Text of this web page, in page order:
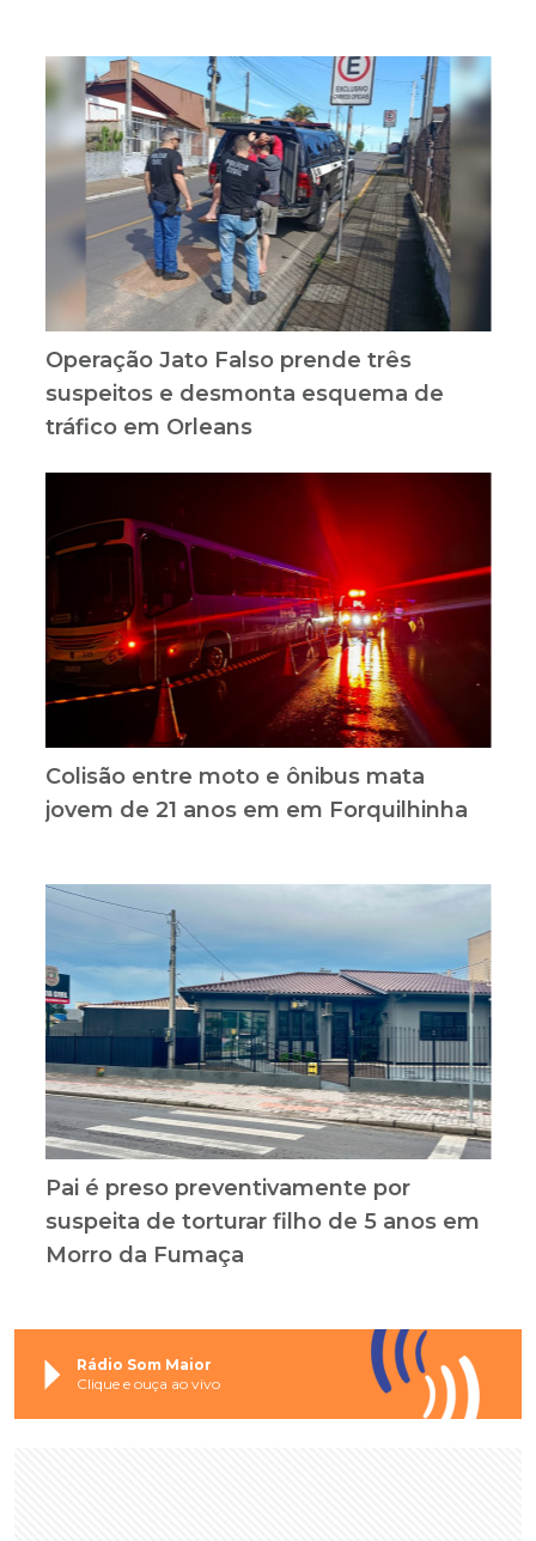
Operação Jato Falso prende três
suspeitos e desmonta esquema de
tráfico em Orleans
Colisão entre moto e ônibus mata
jovem de 21 anos em em Forquilhinha
Pai é preso preventivamente por
suspeita de torturar filho de 5 anos em
Morro da Fumaça
Rádio Som Maior
Clique e ouça ao vivo